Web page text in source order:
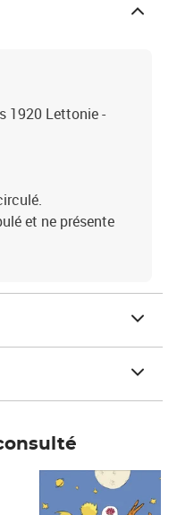
1920 Lettonie -
et ne présente
Prix 7,50€